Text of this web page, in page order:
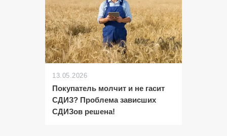
13.05.2026
Покупатель молчит и не гасит
СДИЗ? Проблема зависших
СДИЗов решена!